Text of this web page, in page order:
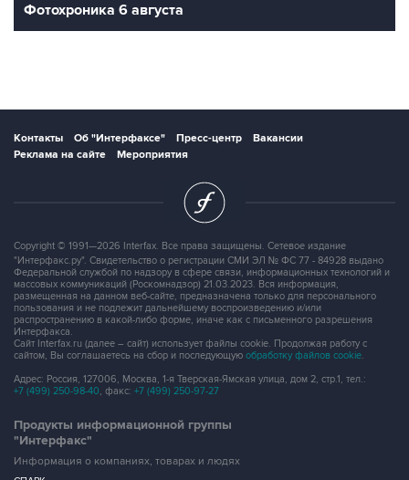
Фотохроника 6 августа
Контакты Об "Интерфаксе" Пресс-центр
Вакансии
Реклама на сайте
Мероприятия
Copyright © 1991—2026 Interfax. Все права защищены. Сетевое издание
"Интерфакс.ру". Свидетельство о регистрации СМИ ЭЛ № ФС 77 - 84928 выдано
Федеральной службой по надзору в сфере связи, информационных технологий и
массовых коммуникаций (Роскомнадзор) 21.03.2023. Вся информация,
размещенная на данном веб-сайте, предназначена только для персонального
пользования и не подлежит дальнейшему воспроизведению и/или
распространению в какой-либо форме, иначе как с письменного разрешения
Интерфакса.
Сайт Interfax.ru (далее – сайт) использует файлы cookie. Продолжая работу с
сайтом, Вы соглашаетесь на сбор и последующую обработку файлов cookie.
Адрес: Россия, 127006, Москва, 1-я Тверская-Ямская улица, дом 2, стр.1, тел.:
+7 (499) 250-98-40, факс: +7 (499) 250-97-27
Продукты информационной группы
"Интерфакс"
Информация о компаниях, товарах и людях